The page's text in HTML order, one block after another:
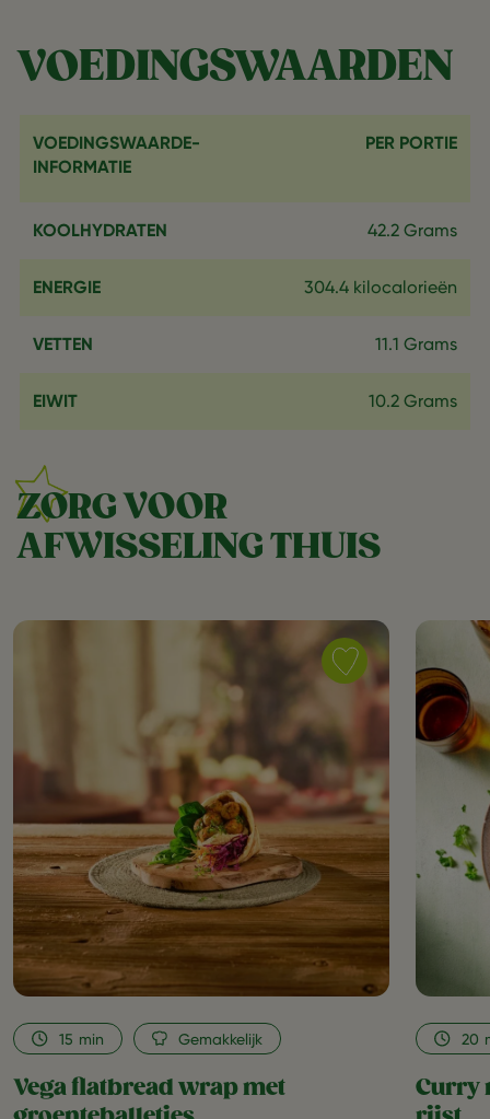
VOEDINGSWAARDEN
VOEDINGSWAARDE-
INFORMATIE
PER PORTIE
KOOLHYDRATEN 42.2 Grams
ENERGIE 304.4 kilocalorieën
VETTEN 11.1 Grams
EIWIT 10.2 Grams
ZORG VOOR
AFWISSELING THUIS
Save
recipe
met
groenteballetjes
as
favorite
Vega flatbread wrap met
15 min Gemakkelijk
Curry
20